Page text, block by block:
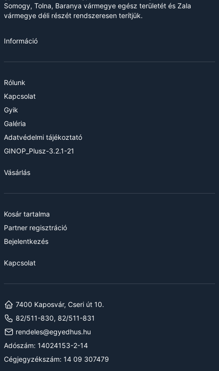
Somogy, Tolna, Baranya vármegye egész területét és Zala
vármegye déli részét rendszeresen terítjük.
Információ
Rólunk
Kapcsolat
Gyik
Galéria
Adatvédelmi tájékoztató
GINOP_Plusz-3.2.1-21
Vásárlás
Kosár tartalma
Partner regisztráció
Bejelentkezés
Kapcsolat
7400 Kaposvár, Cseri út 10.
82/511-830, 82/511-831
rendeles@egyedhus.hu
Adószám: 14024153-2-14
Cégjegyzékszám: 14 09 307479